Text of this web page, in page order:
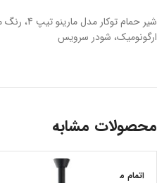
ارگونومیک، شودر سرویس
محصولات مشابه
اتمام م